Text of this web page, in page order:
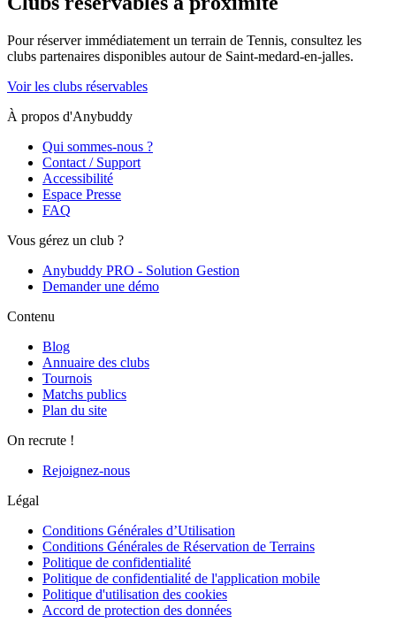
Pour réserver immédiatement un terrain de Tennis, consultez les
clubs partenaires disponibles autour de Saint-medard-en-jalles.
Voir les clubs réservables
À propos d'Anybuddy
Qui sommes-nous ?
Contact / Support
Accessibilité
Espace Presse
FAQ
Vous gérez un club ?
Anybuddy PRO - Solution Gestion
Demander une démo
Contenu
Blog
Annuaire des clubs
Tournois
Matchs publics
Plan du site
On recrute !
Rejoignez-nous
Légal
Conditions Générales d’Utilisation
Conditions Générales de Réservation de Terrains
Politique de confidentialité
Politique de confidentialité de l'application mobile
Politique d'utilisation des cookies
Accord de protection des données